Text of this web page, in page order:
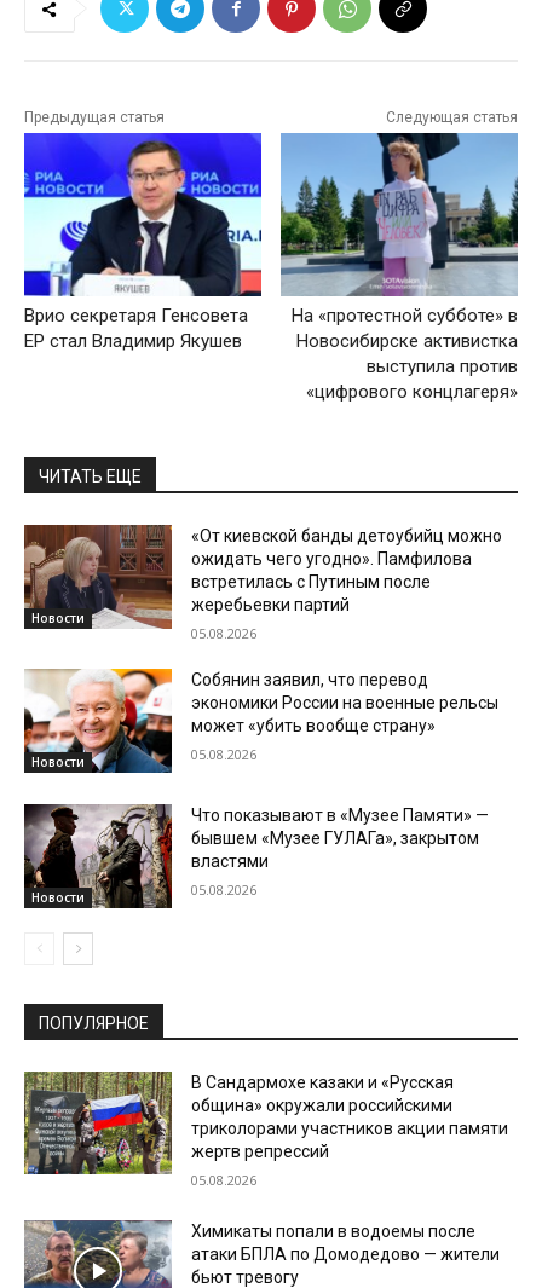
Предыдущая статья
Врио секретаря Генсовета
ЕР стал Владимир Якушев
Следующая статья
На «протестной субботе» в
Новосибирске активистка
выступила против
«цифрового концлагеря»
ЧИТАТЬ ЕЩЕ
Новости
«От киевской банды детоубийц можно
ожидать чего угодно». Памфилова
встретилась с Путиным после
жеребьевки партий
05.08.2026
Новости
Собянин заявил, что перевод
экономики России на военные рельсы
может «убить вообще страну»
05.08.2026
Новости
Что показывают в «Музее Памяти» —
бывшем «Музее ГУЛАГа», закрытом
властями
05.08.2026
ПОПУЛЯРНОЕ
В Сандармохе казаки и «Русская
община» окружали российскими
триколорами участников акции памяти
жертв репрессий
05.08.2026
Химикаты попали в водоемы после
атаки БПЛА по Домодедово — жители
бьют тревогу